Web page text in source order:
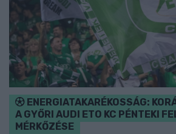
ENERGIATAKARÉKOSSÁG:
A GYŐRI AUDI ETO KC PÉNTEKI
MÉRKŐZÉSE